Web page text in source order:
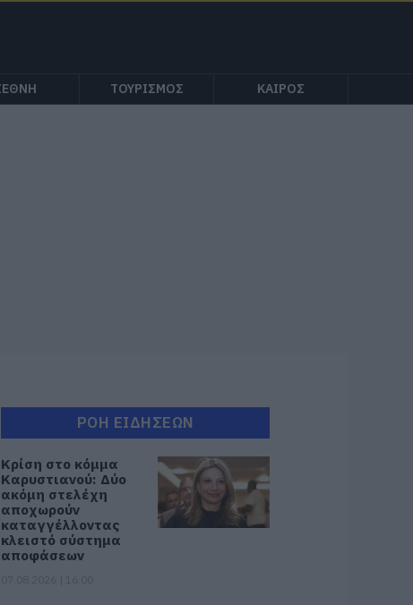
ΤΟΥΡΙΣΜΟΣ ΚΑΙΡΟΣ
ΡΟΗ ΕΙΔΗΣΕΩΝ
Κρίση στο κόμμα
Καρυστιανού: Δύο
ακόμη στελέχη
αποχωρούν
καταγγέλλοντας
κλειστό σύστημα
αποφάσεων